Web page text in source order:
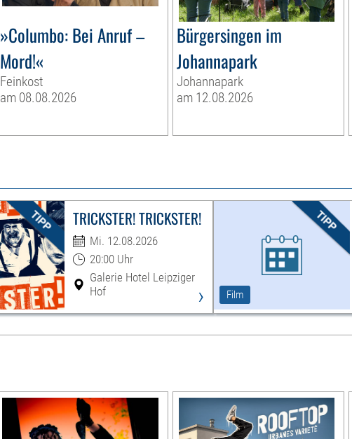
»Columbo: Bei Anruf –
Mord!«
Feinkost
am 08.08.2026
Bürgersingen im
Johannapark
Johannapark
am 12.08.2026
TRICKSTER! TRICKSTER!
Mi. 12.08.2026
20:00 Uhr
Galerie Hotel Leipziger
Hof
› Film